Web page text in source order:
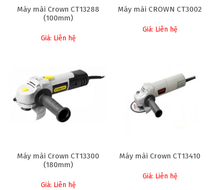
Máy mài Crown CT13288
(100mm)
Giá: Liên hệ
Máy mài CROWN CT3002
Giá: Liên hệ
Máy mài Crown CT13300
(180mm)
Giá: Liên hệ
Máy mài Crown CT13410
Giá: Liên hệ